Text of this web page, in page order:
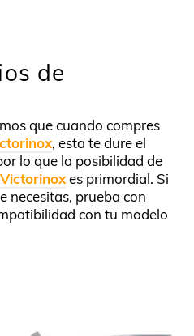
de
que cuando compres
, esta te dure el
lo que la posibilidad de
es primordial. Si
necesitas, prueba con
con tu modelo